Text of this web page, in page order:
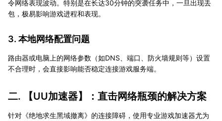
令网络表现波动。特别是在长达30分钟的突袭任务中，一旦出现丢
包，极易影响游戏进程和表现。
3. 本地网络配置问题
路由器或电脑上的网络参数（如DNS、端口、防火墙规则等）设置
不合理时，会直接影响能否稳定连接游戏服务端。
二. 【UU加速器】：直击网络瓶颈的解决方案
针对《绝地求生黑域撤离》的连接障碍，使用专业游戏加速器尤为